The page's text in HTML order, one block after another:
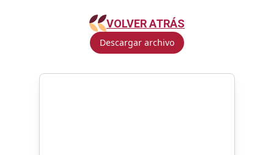
VOLVER ATRÁS
Descargar archivo